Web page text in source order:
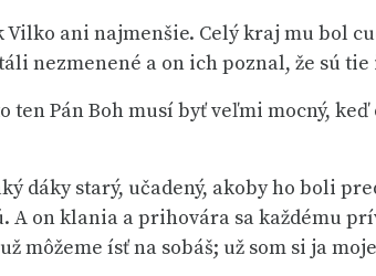
ani najmenšie. Celý kraj mu bol
nezmenené a on ich poznal, že sú
ten Pán Boh musí byť veľmi mocný,
dáky starý, učadený, akoby ho boli
on klania a prihovára sa každému
môžeme ísť na sobáš; už som si ja